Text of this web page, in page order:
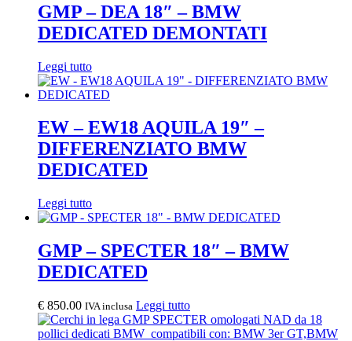
GMP – DEA 18″ – BMW
DEDICATED DEMONTATI
Leggi tutto
EW – EW18 AQUILA 19″ –
DIFFERENZIATO BMW
DEDICATED
Leggi tutto
GMP – SPECTER 18″ – BMW
DEDICATED
€ 850.00 IVA inclusa Leggi tutto